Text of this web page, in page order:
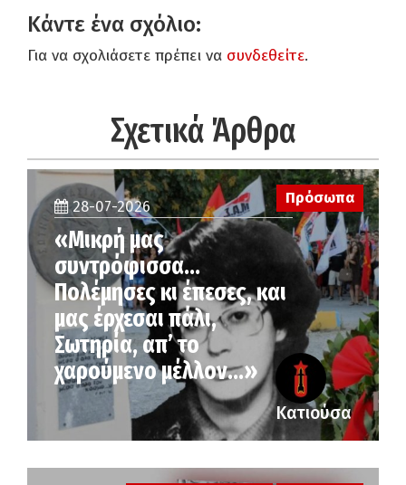
Κάντε ένα σχόλιο:
Για να σχολιάσετε πρέπει να συνδεθείτε.
Σχετικά Άρθρα
Πρόσωπα
28-07-2026
«Μικρή μας
συντρόφισσα…
Πολέμησες κι έπεσες, και
μας έρχεσαι πάλι,
Σωτηρία, απ’ το
χαρούμενο μέλλον…»
Κατιούσα